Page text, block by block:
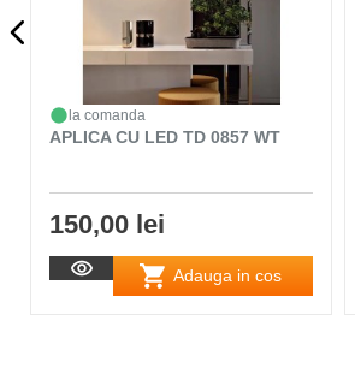
la comanda
APLICA CU LED TD 0857 WT
150,00 lei
Adauga in cos